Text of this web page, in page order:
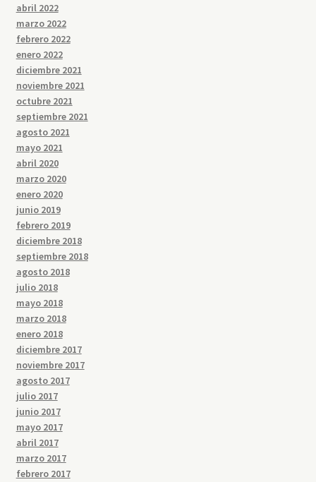
abril 2022
marzo 2022
febrero 2022
enero 2022
diciembre 2021
noviembre 2021
octubre 2021
septiembre 2021
agosto 2021
mayo 2021
abril 2020
marzo 2020
enero 2020
junio 2019
febrero 2019
diciembre 2018
septiembre 2018
agosto 2018
julio 2018
mayo 2018
marzo 2018
enero 2018
diciembre 2017
noviembre 2017
agosto 2017
julio 2017
junio 2017
mayo 2017
abril 2017
marzo 2017
febrero 2017